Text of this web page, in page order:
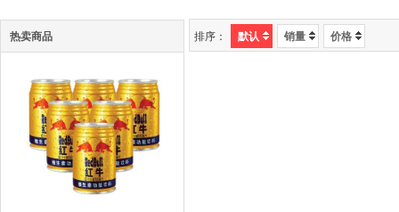
热卖商品 排序： 默认 销量 价格